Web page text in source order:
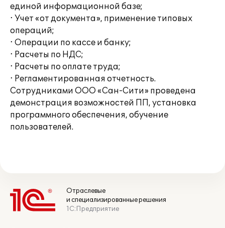
единой информационной базе;
∙ Учет «от документа», применение типовых
операций;
∙ Операции по кассе и банку;
∙ Расчеты по НДС;
∙ Расчеты по оплате труда;
∙ Регламентированная отчетность.
Сотрудниками ООО «Сан-Сити» проведена
демонстрация возможностей ПП, установка
программного обеспечения, обучение
пользователей.
Отраслевые
и специализированные решения
1С:Предприятие